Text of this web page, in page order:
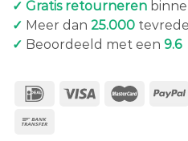
✓ Gratis retourneren
✓ Meer dan 25.000
✓ Beoordeeld met een 9.6